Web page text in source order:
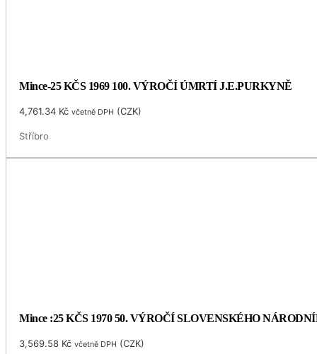
Mince-25 KČS 1969 100. VÝROČÍ ÚMRTÍ J.E.PURKYNĚ
4,761.34 Kč včetně DPH (CZK)
Stříbro
Mince :25 KČS 1970 50. VÝROČÍ SLOVENSKÉHO
3,569.58 Kč včetně DPH (CZK)